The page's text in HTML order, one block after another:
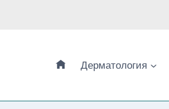
Дерматология